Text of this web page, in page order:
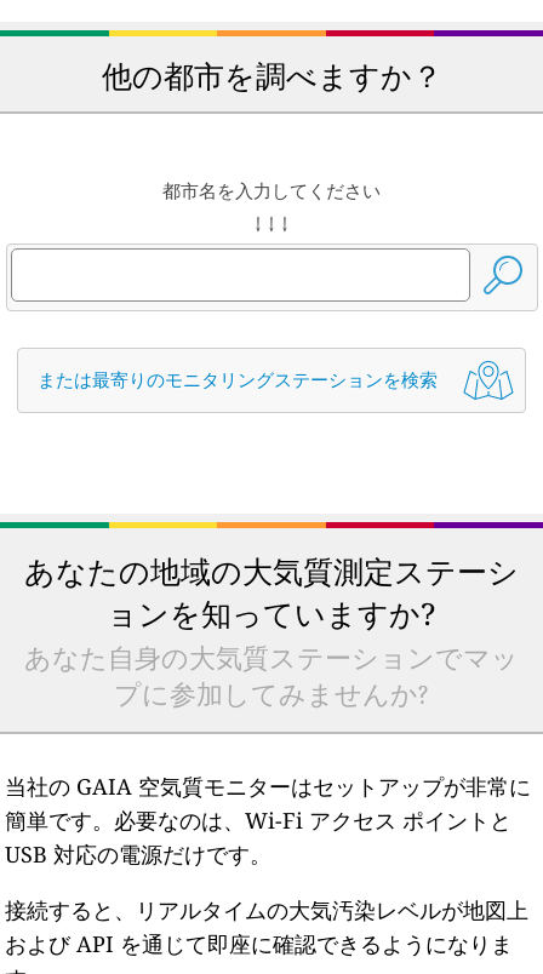
他の都市を調べますか？
都市名を入力してください
↓ ↓ ↓
または最寄りのモニタリングステーションを検索
あなたの地域の大気質測定ステーシ
ョンを知っていますか?
あなた自身の大気質ステーションでマッ
プに参加してみませんか?
当社の GAIA 空気質モニターはセットアップが非常に
簡単です。必要なのは、Wi-Fi アクセス ポイントと
USB 対応の電源だけです。
接続すると、リアルタイムの大気汚染レベルが地図上
および API を通じて即座に確認できるようになりま